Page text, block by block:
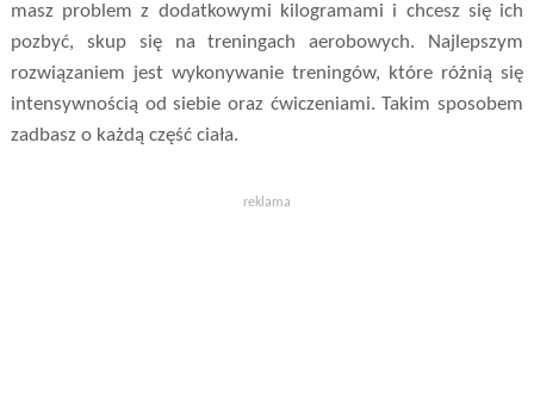
masz problem z dodatkowymi kilogramami i chcesz się ich
pozbyć, skup się na treningach aerobowych. Najlepszym
rozwiązaniem jest wykonywanie treningów, które różnią się
intensywnością od siebie oraz ćwiczeniami. Takim sposobem
zadbasz o każdą część ciała.
reklama